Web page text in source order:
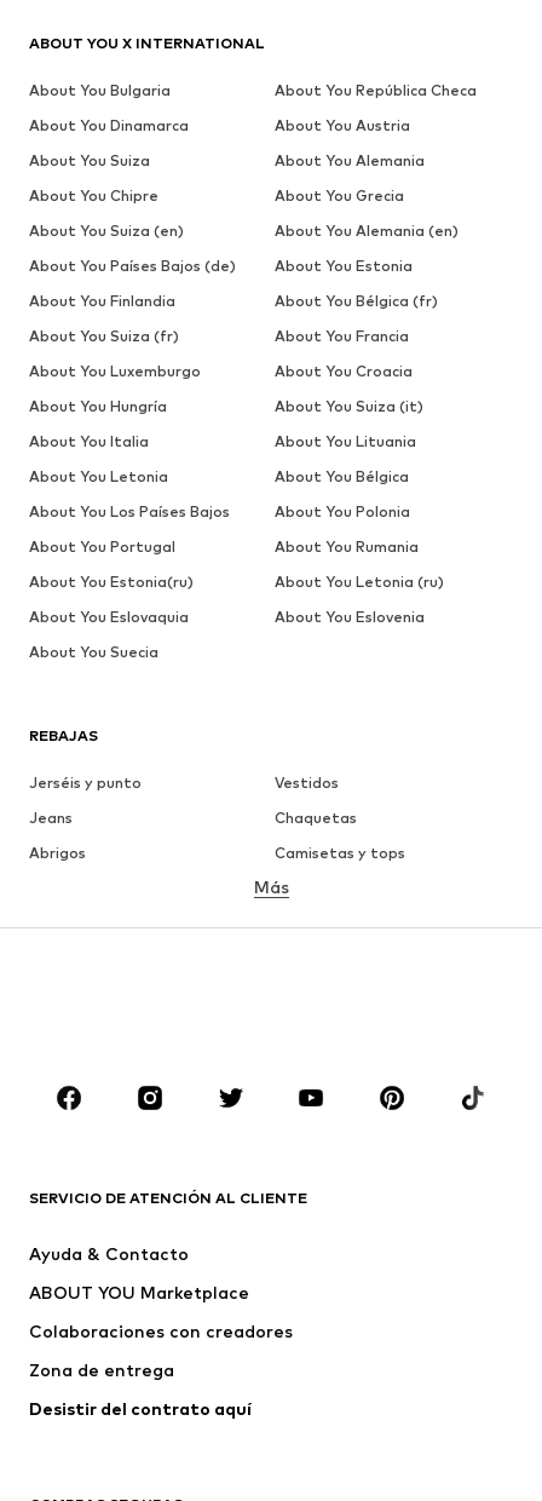
REBAJAS
Jerséis y punto
Vestidos
Jeans
Chaquetas
Abrigos
Camisetas y tops
Ropa interior
Zapatos
Deporte
Vestidos
Camisetas y tops
Chaquetas
Jerséis y punto
Ropa interior
Abrigos
Más
SERVICIO DE ATENCIÓN AL CLIENTE
Ayuda & Contacto
ABOUT YOU Marketplace
Colaboraciones con creadores
Zona de entrega
Desistir del contrato aquí
ABOUT YOU X INTERNATIONAL
About You Bulgaria
About You República Checa
About You Dinamarca
About You Austria
About You Suiza
About You Alemania
About You Chipre
About You Grecia
About You Suiza (en)
About You Alemania (en)
About You Países Bajos (de)
About You Estonia
About You Finlandia
About You Bélgica (fr)
About You Suiza (fr)
About You Francia
About You Luxemburgo
About You Croacia
About You Hungría
About You Suiza (it)
About You Italia
About You Lituania
About You Letonia
About You Bélgica
About You Los Países Bajos
About You Polonia
About You Portugal
About You Rumania
About You Estonia(ru)
About You Letonia (ru)
About You Eslovaquia
About You Eslovenia
About You Suecia